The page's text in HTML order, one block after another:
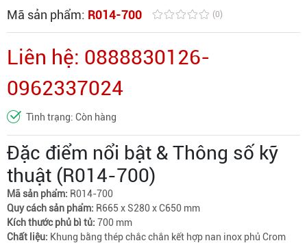
Mã sản phẩm: R014-700 (0)
Liên hệ: 0888830126-
0962337024
Tình trạng: Còn hàng
Đặc điểm nổi bật & Thông số kỹ
thuật (R014-700)
Mã sản phẩm: R014-700
Quy cách sản phẩm: R665 x S280 x C650 mm
Kích thước phủ bì tủ: 700 mm
Chất liệu: Khung bằng thép chắc chắn kết hợp nan inox phủ Crom